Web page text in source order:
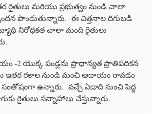
రైతులు మరియు ప్రభుత్వం నుండి చాలా
పొందుతున్నారు. ఈ విత్తనాల దిగుబడి
నిరోధకత చాలా మంది రైతులు
-2 యొక్క పండ్లను ప్రాధాన్యత ప్రాతిపదికన
ఇతర రకాల నుండి మంచి ఆదాయం రావడం
ఉన్నారు. వచ్చే ఏడాది నుంచి పెద్ద
రైతులు సన్నాహాలు చేస్తున్నారు.